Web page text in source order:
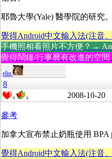
耶魯大學(Yale) 醫學院的研究。
覺得Android中文輸入法(注音
手機照相看照片不方便？→
覺得鬧鐘/行事曆有改進的空
eliu
8
0 0 2008-10-20
參考
加拿大宣布禁止奶瓶使用 BPA
覺得Android中文輸入法(注音